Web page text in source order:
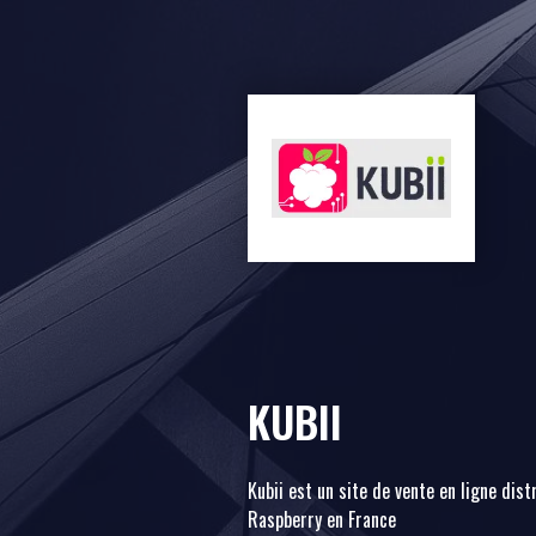
KUBII
Kubii est un site de vente en ligne
Raspberry en France